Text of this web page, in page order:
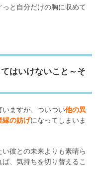
と自分だけの胸に収めて
はいけないこと～そ
ますが、ついつい他の異
縁の妨げになってしまいま
彼との未来よりも素晴ら
、気持ちを切り替えるこ